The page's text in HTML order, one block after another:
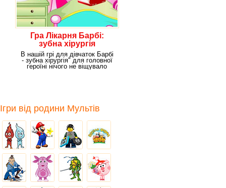
Гра Лікарня Барбі:
зубна хірургія
В нашій грі для дівчаток Барбі
- зубна хірургія" для головної
героїні нічого не віщувало
Ігри від родини Мультів